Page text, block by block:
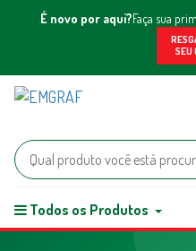
É novo por aqui?Faça sua
SEU
Todos os Produtos